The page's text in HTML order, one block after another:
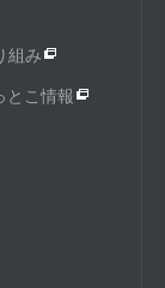
組み
とこ情報